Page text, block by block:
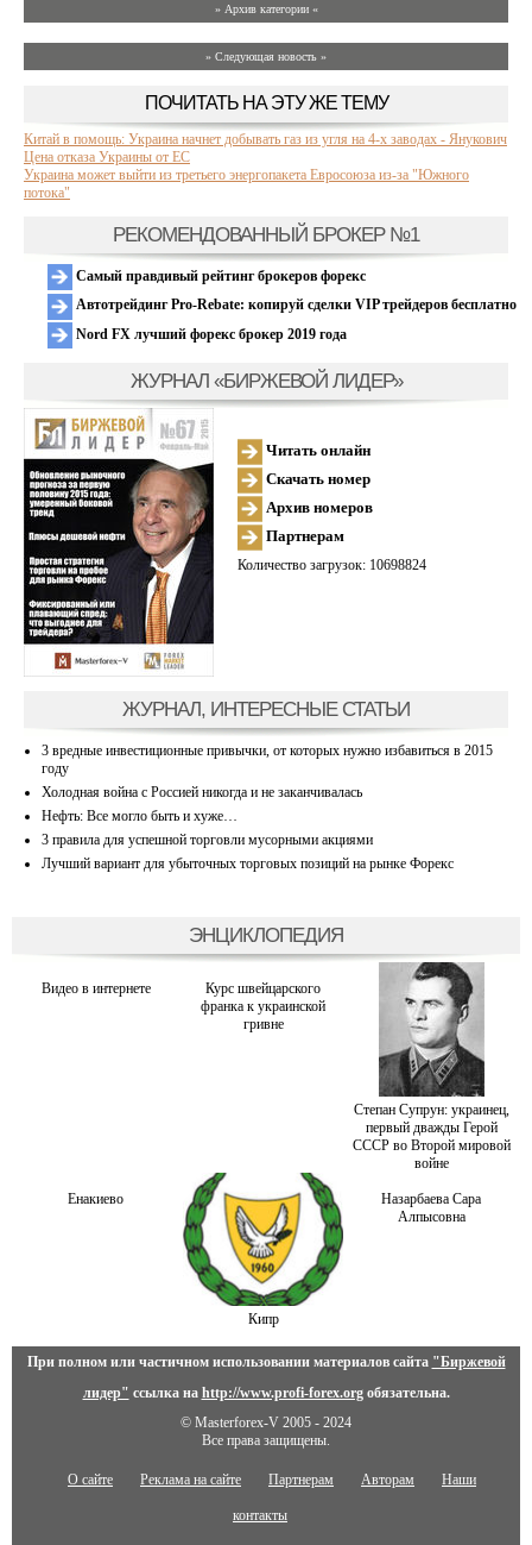
» Архив категории «
» Следующая новость »
ПОЧИТАТЬ НА ЭТУ ЖЕ ТЕМУ
Китай в помощь: Украина начнет добывать газ из угля на 4-х заводах - Янукович
Цена отказа Украины от ЕС
Украина может выйти из третьего энергопакета Евросоюза из-за "Южного
потока"
РЕКОМЕНДОВАННЫЙ БРОКЕР №1
Самый правдивый рейтинг брокеров форекс
Автотрейдинг Pro-Rebate: копируй сделки VIP трейдеров бесплатно
Nord FX лучший форекс брокер 2019 года
ЖУРНАЛ «БИРЖЕВОЙ ЛИДЕР»
Читать онлайн
Скачать номер
Архив номеров
Партнерам
Количество загрузок: 10698824
ЖУРНАЛ, ИНТЕРЕСНЫЕ СТАТЬИ
3 вредные инвестиционные привычки, от которых нужно избавиться в 2015
году
Холодная война с Россией никогда и не заканчивалась
Нефть: Все могло быть и хуже…
3 правила для успешной торговли мусорными акциями
Лучший вариант для убыточных торговых позиций на рынке Форекс
ЭНЦИКЛОПЕДИЯ
Видео в интернете
Курс швейцарского
франка к украинской
гривне
Степан Супрун: украинец,
первый дважды Герой
СССР во Второй мировой
войне
Енакиево
Кипр
Назарбаева Сара
Алпысовна
При полном или частичном использовании материалов сайта "Биржевой
лидер" ссылка на http://www.profi-forex.orgобязательна.
© Masterforex-V 2005 - 2024
Все права защищены.
О сайте Реклама на сайте Партнерам Авторам Наши
контакты